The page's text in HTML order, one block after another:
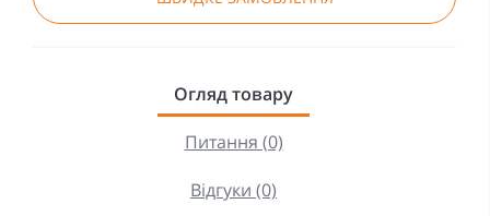
Огляд товару
Питання (0)
Відгуки (0)